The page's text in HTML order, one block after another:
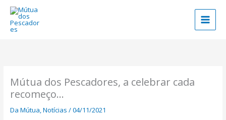
content
Mútua dos Pescadores, a celebrar cada
recomeço…
Da Mútua ,Notícias /04/11/2021